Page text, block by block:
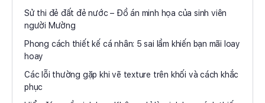
Sử thi đẻ đất đẻ nước – Đồ án minh họa của sinh viên
người Mường
Phong cách thiết kế cá nhân: 5 sai lầm khiến bạn mãi loay
hoay
Các lỗi thường gặp khi vẽ texture trên khối và cách khắc
phục